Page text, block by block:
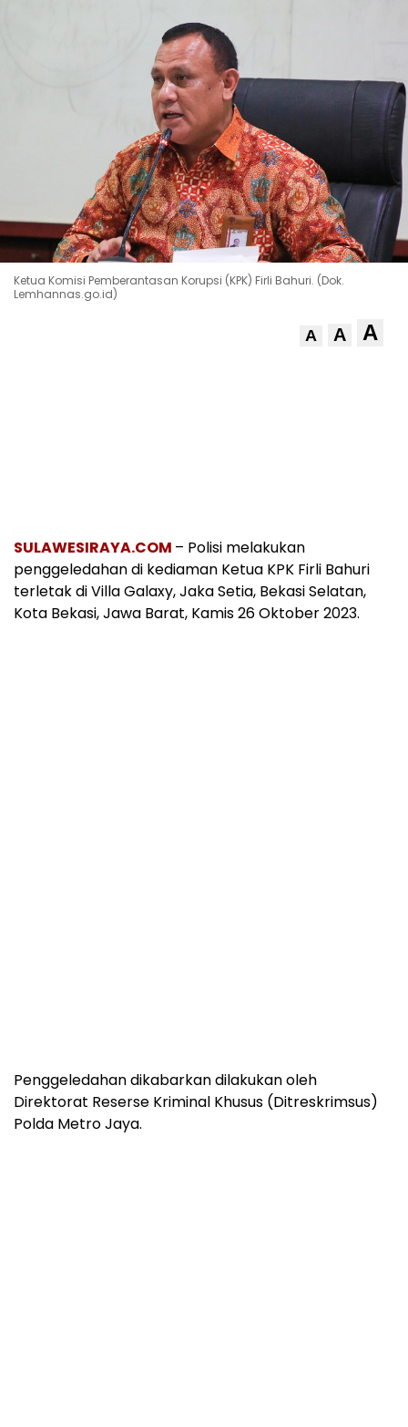
Ketua Komisi Pemberantasan Korupsi (KPK) Firli Bahuri. (Dok.
Lemhannas.go.id)
A A A
SULAWESIRAYA.COM – Polisi melakukan
penggeledahan di kediaman Ketua KPK Firli Bahuri
terletak di Villa Galaxy, Jaka Setia, Bekasi Selatan,
Kota Bekasi, Jawa Barat, Kamis 26 Oktober 2023.
Penggeledahan dikabarkan dilakukan oleh
Direktorat Reserse Kriminal Khusus (Ditreskrimsus)
Polda Metro Jaya.